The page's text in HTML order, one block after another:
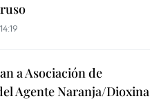
a Asociación de
Agente Naranja/Dioxina